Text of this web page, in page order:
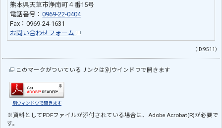
熊本県天草市浄南町４番15号
電話番号：0969-22-0404
Fax：0969-24-1631
お問い合わせフォーム
（ID:9511）
このマークがついているリンクは別ウインドウで開きます
別ウィンドウで開きます
※資料としてPDFファイルが添付されている場合は、Adobe Acrobat(R)が必要で
す。